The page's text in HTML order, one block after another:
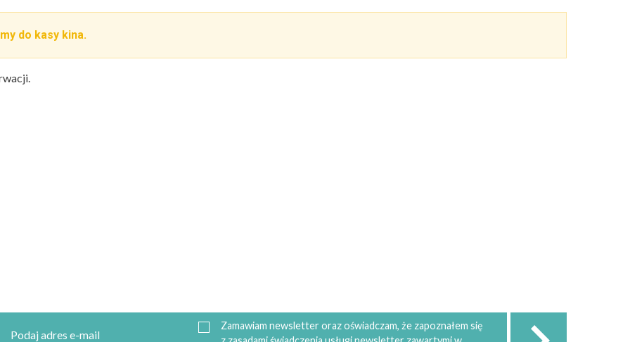
do kasy kina.
Zamawiam newsletter oraz oświadczam, że zapoznałem się